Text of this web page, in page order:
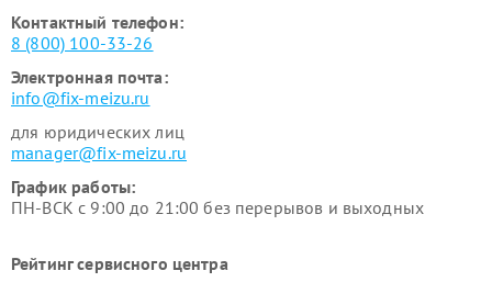
Контактный телефон:
8 (800) 100-33-26
Электронная почта:
info@fix-meizu.ru
для юридических лиц
manager@fix-meizu.ru
График работы:
ПН-ВСК с 9:00 до 21:00 без перерывов и выходных
Рейтинг сервисного центра